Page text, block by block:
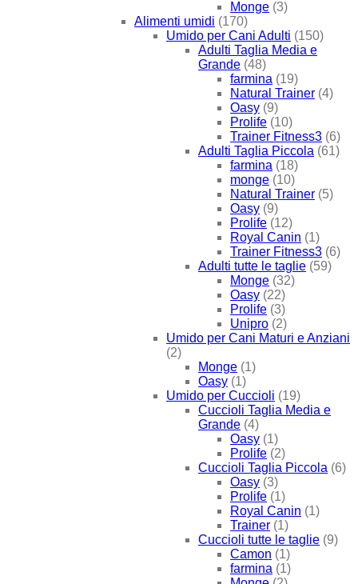
Monge (3)
Alimenti umidi (170)
Umido per Cani Adulti (150)
Adulti Taglia Media e
Grande (48)
farmina (19)
Natural Trainer (4)
Oasy (9)
Prolife (10)
Trainer Fitness3 (6)
Adulti Taglia Piccola (61)
farmina (18)
monge (10)
Natural Trainer (5)
Oasy (9)
Prolife (12)
Royal Canin (1)
Trainer Fitness3 (6)
Adulti tutte le taglie (59)
Monge (32)
Oasy (22)
Prolife (3)
Unipro (2)
Umido per Cani Maturi e Anziani
(2)
Monge (1)
Oasy (1)
Umido per Cuccioli (19)
Cuccioli Taglia Media e
Grande (4)
Oasy (1)
Prolife (2)
Cuccioli Taglia Piccola (6)
Oasy (3)
Prolife (1)
Royal Canin (1)
Trainer (1)
Cuccioli tutte le taglie (9)
Camon (1)
farmina (1)